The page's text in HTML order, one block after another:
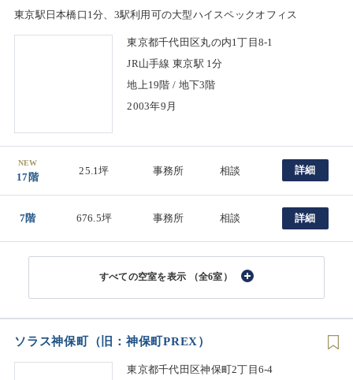
東京駅日本橋口1分、3駅利用可の大型ハイスペックオフィス
東京都千代田区丸の内1丁目8-1
JR山手線 東京駅 1分
地上19階 / 地下3階
2003年9月
NEW
17階
25.1坪 事務所 相談 詳細
7階 676.5坪 事務所 相談 詳細
（全6室）
ソラス神保町（旧：神保町PREX）
東京都千代田区神保町2丁目6-4